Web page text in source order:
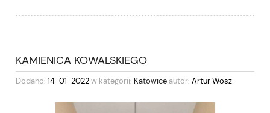
KAMIENICA KOWALSKIEGO
Dodano: 14-01-2022w kategorii: Katowice autor: Artur Wosz